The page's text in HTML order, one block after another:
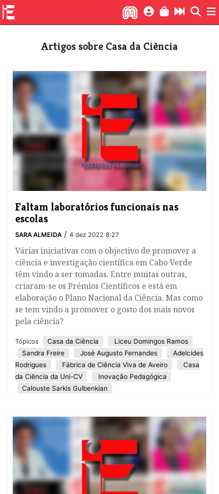
Artigos sobre Casa da Ciência
Faltam laboratórios funcionais nas
escolas
SARA ALMEIDA / 4 dez 2022 8:27
Várias iniciativas com o objectivo de promover a
ciência e investigação científica em Cabo Verde
têm vindo a ser tomadas. Entre muitas outras,
criaram-se os Prémios Científicos e está em
elaboração o Plano Nacional da Ciência. Mas como
se tem vindo a promover o gosto dos mais novos
pela ciência?
Tópicos Casa da Ciência
Liceu Domingos Ramos
Sandra Freire
José Augusto Fernandes
Adelcides
Rodrigues
Fábrica de Ciência Viva de Aveiro
Casa
da Ciência da Uni-CV
Inovação Pedagógica
Calouste Sarkis Gulbenkian